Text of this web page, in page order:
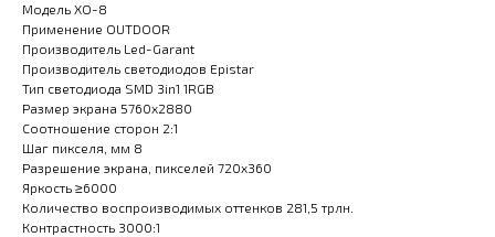
Модель XO-8
Применение OUTDOOR
Производитель Led-Garant
Производитель светодиодов Epistar
Тип светодиода SMD 3in1 1RGB
Размер экрана 5760x2880
Соотношение сторон 2:1
Шаг пикселя, мм 8
Разрешение экрана, пикселей 720x360
Яркость ≥6000
Количество воспроизводимых оттенков 281,5 трлн.
Контрастность 3000:1